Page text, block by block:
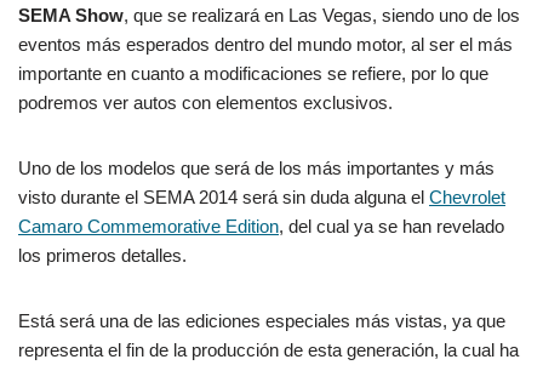
SEMA Show, que se realizará en Las Vegas, siendo uno de los
eventos más esperados dentro del mundo motor, al ser el más
importante en cuanto a modificaciones se refiere, por lo que
podremos ver autos con elementos exclusivos.
Uno de los modelos que será de los más importantes y más
visto durante el SEMA 2014 será sin duda alguna el Chevrolet
Camaro Commemorative Edition, del cual ya se han revelado
los primeros detalles.
Está será una de las ediciones especiales más vistas, ya que
representa el fin de la producción de esta generación, la cual ha